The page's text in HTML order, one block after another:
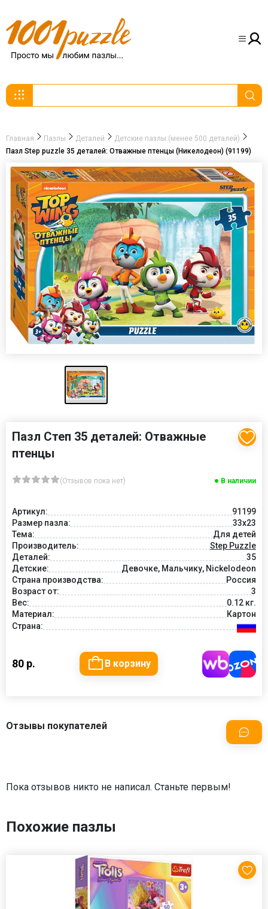
Главная Пазлы Деталей
Детские пазлы (менее 500 деталей)
Пазл Step puzzle 35 деталей: Отважные птенцы (Никелодеон) (91199)
Пазл Степ 35 деталей: Отважные
птенцы
(Отзывов пока нет) В наличии
Артикул:
91199
Размер пазла:
33x23
Тема:
Для детей
Производитель:
Step Puzzle
Деталей:
35
Детские:
Девочке, Мальчику, Nickelodeon
Страна производства:
Россия
Возраст от:
3
Вес:
0.12 кг.
Материал:
Картон
Страна:
80 р. В корзину
Отзывы покупателей
Пока отзывов никто не написал. Станьте первым!
Похожие пазлы